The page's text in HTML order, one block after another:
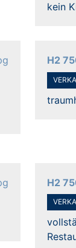
kein
H2
H2